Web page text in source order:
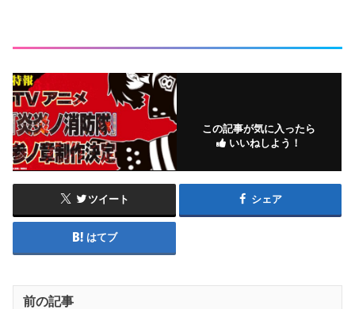
この記事が気に入ったら
いいねしよう！
ツイート シェア
はてブ
前の記事